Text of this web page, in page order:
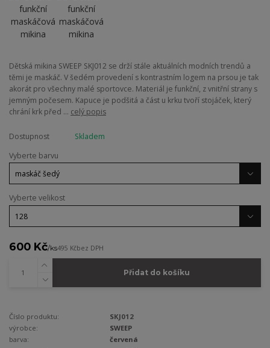
Dětská mikina SWEEP SKJ012 se drží stále aktuálních modních trendů a
těmi je maskáč. V šedém provedení s kontrastním logem na prsou je tak
akorát pro všechny malé sportovce. Materiál je funkční, z vnitřní strany s
jemným počesem. Kapuce je podšitá a část u krku tvoří stojáček, který
chrání krk před ... celý popis
Dostupnost
Skladem
Vyberte barvu
Vyberte velikost
600 Kč/ks495 Kčbez DPH
Přidat do košíku
Číslo produktu:
SKJ012
výrobce:
SWEEP
barva:
červená